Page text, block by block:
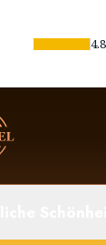
4.8